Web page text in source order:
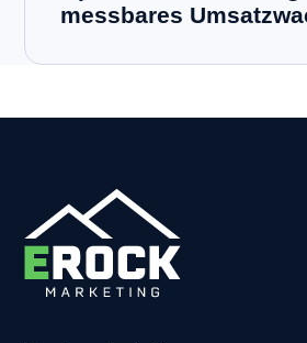
messbares